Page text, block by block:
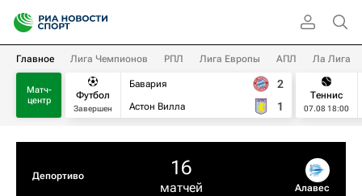
Главное Лига Чемпионов РПЛ Лига Европы АПЛ Ла Лига
Матч-
центр
Футбол
Завершен
Бавария
Астон Вилла
2
1
Теннис
07.08 18:00
Депортиво 16
матчей Алавес